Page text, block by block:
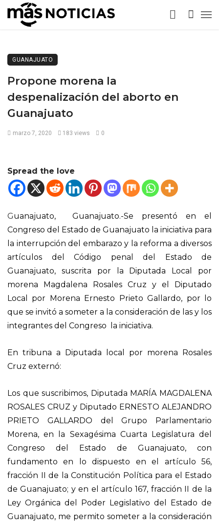
GUANAJUATO
Propone morena la
despenalización del aborto en
Guanajuato
marzo 7, 2020 183 views 0
Spread the love
Guanajuato, Guanajuato.-Se presentó en el
Congreso del Estado de Guanajuato la iniciativa para
la interrupción del embarazo y la reforma a diversos
artículos del Código penal del Estado de
Guanajuato, suscrita por la Diputada Local por
morena Magdalena Rosales Cruz y el Diputado
Local por Morena Ernesto Prieto Gallardo, por lo
que se invitó a someter a la consideración de las y los
integrantes del Congreso la iniciativa.
En tribuna a Diputada local por morena Rosales
Cruz externó:
Los que suscribimos, Diputada MARÍA MAGDALENA
ROSALES CRUZ y Diputado ERNESTO ALEJANDRO
PRIETO GALLARDO del Grupo Parlamentario
Morena, en la Sexagésima Cuarta Legislatura del
Congreso del Estado de Guanajuato, con
fundamento en lo dispuesto en el artículo 56,
fracción II de la Constitución Política para el Estado
de Guanajuato; y en el artículo 167, fracción II de la
Ley Orgánica del Poder Legislativo del Estado de
Guanajuato, me permito someter a la consideración